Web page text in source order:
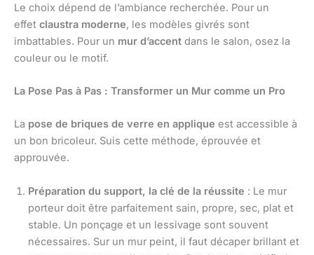
Le choix dépend de l’ambiance recherchée. Pour un
effet claustra moderne, les modèles givrés sont
imbattables. Pour un mur d’accent dans le salon, osez la
couleur ou le motif.
La Pose Pas à Pas : Transformer un Mur comme un Pro
La pose de briques de verre en applique est accessible à
un bon bricoleur. Suis cette méthode, éprouvée et
approuvée.
Préparation du support, la clé de la réussite : Le mur
porteur doit être parfaitement sain, propre, sec, plat et
stable. Un ponçage et un lessivage sont souvent
nécessaires. Sur un mur peint, il faut décaper brillant et